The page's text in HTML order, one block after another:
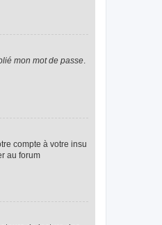
mon mot de passe.
compte à votre insu
au forum